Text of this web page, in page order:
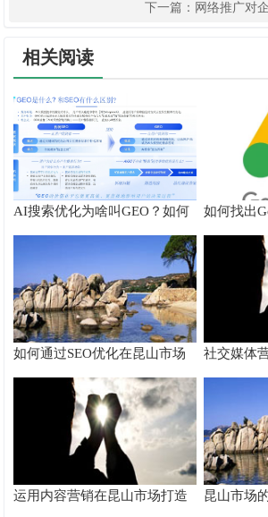
下一篇： 网络推广对
相关阅读
AI搜索优化为啥叫GEO？如何
在AI搜索中获得排名？
如何找出
搜索字词
如何通过SEO优化在昆山市场
脱颖而出
社交媒体
的桥梁
运用内容营销在昆山市场打造
昆山市场